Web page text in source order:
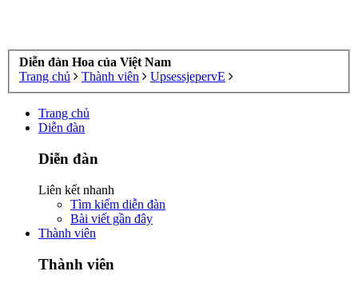
Diễn đàn Hoa của Việt Nam
Trang chủ
Thành viên UpsessjepervE
Trang chủ
Diễn đàn
Diễn đàn
Liên kết nhanh
Tìm kiếm diễn đàn
Bài viết gần đây
Thành viên
Thành viên